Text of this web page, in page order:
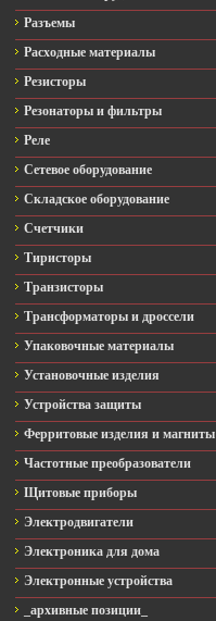
Разъемы
Расходные материалы
Резисторы
Резонаторы и фильтры
Реле
Сетевое оборудование
Складское оборудование
Счетчики
Тиристоры
Транзисторы
Трансформаторы и дроссели
Упаковочные материалы
Установочные изделия
Устройства защиты
Ферритовые изделия и магниты
Частотные преобразователи
Щитовые приборы
Электродвигатели
Электроника для дома
Электронные устройства
_архивные позиции_